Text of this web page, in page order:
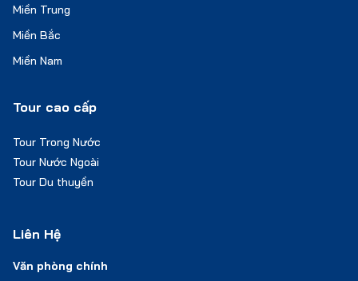
Miền Trung
Miền Bắc
Miền Nam
Tour cao cấp
Tour Trong Nước
Tour Nước Ngoài
Tour Du thuyền
Liên Hệ
Văn phòng chính